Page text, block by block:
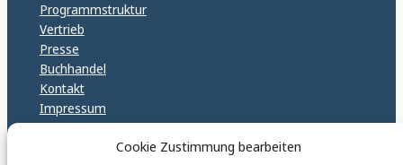
Cookie Zustimmung bearbeiten
Programmstruktur
Vertrieb
Presse
Buchhandel
Kontakt
Impressum
Datenschutz
Cookie Policy (EU)